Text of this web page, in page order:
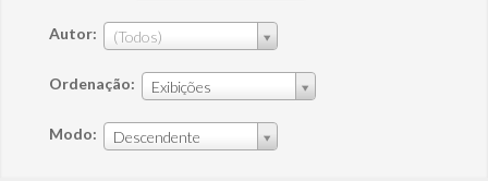
Autor: (Todos)
Ordenação: Exibições
Modo: Descendente